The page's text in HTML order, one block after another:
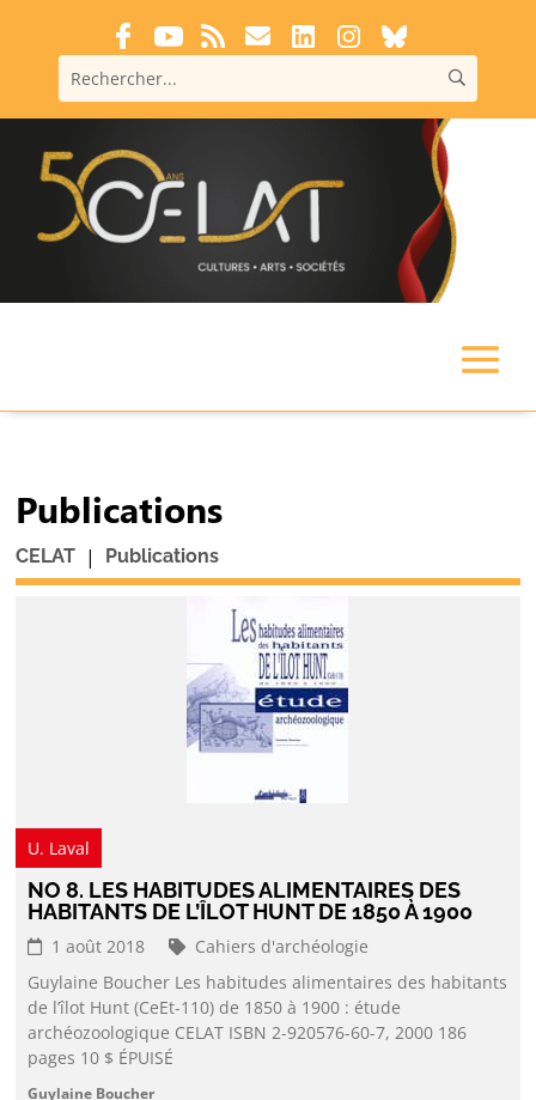
Publications
CELAT | Publications
U. Laval
NO 8. LES HABITUDES ALIMENTAIRES DES
HABITANTS DE L’ÎLOT HUNT DE 1850 À 1900
1 août 2018
Cahiers d'archéologie
Guylaine Boucher Les habitudes alimentaires des habitants
de l’îlot Hunt (CeEt-110) de 1850 à 1900 : étude
archéozoologique CELAT ISBN 2-920576-60-7, 2000 186
pages 10 $ ÉPUISÉ
Guylaine Boucher